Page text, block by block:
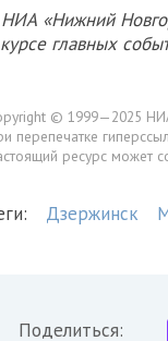
«Нижний
главных
© 1999—2025
перепечатке
ресурс может
Дзержинск
Поделиться: